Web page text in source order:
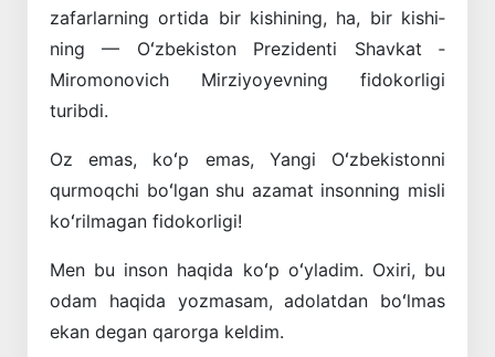
zafarlarning ortida bir kishining, ha, bir kishi­
ning — Oʻzbekiston Prezidenti ­Shavkat ­
Miromonovich Mirziyoyevning fidokorligi
turibdi.
Oz emas, koʻp emas, Yangi Oʻzbekistonni
qurmoqchi boʻlgan shu azamat insonning misli
koʻrilmagan fidokorligi!
Men bu inson haqida koʻp oʻyladim. Oxiri, bu
odam haqida yozmasam, adolatdan boʻlmas
ekan degan qarorga keldim.